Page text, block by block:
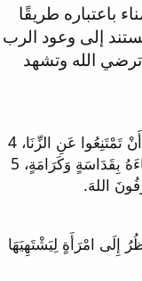
باعتباره طريقًا
إلى وعود الرب
ترضي الله وتشهد
3 لأَنَّ هَذِهِ هِيَ إِرَادَةُ اللهِ: قَدَاسَتُكُمْ. أَنْ تَمْتَنِعُوا عَنِ الزِّنَا، 4
أَنْ يَعْرِفَ كُلُّ وَاحِدٍ مِنْكُمْ أَنْ يَقْتَنِيَ إِنَاءَهُ بِقَدَاسَةٍ وَكَرَامَةٍ، 5
اللهَ.
إِلَى امْرَأَةٍ لِيَشْتَهِيَهَا